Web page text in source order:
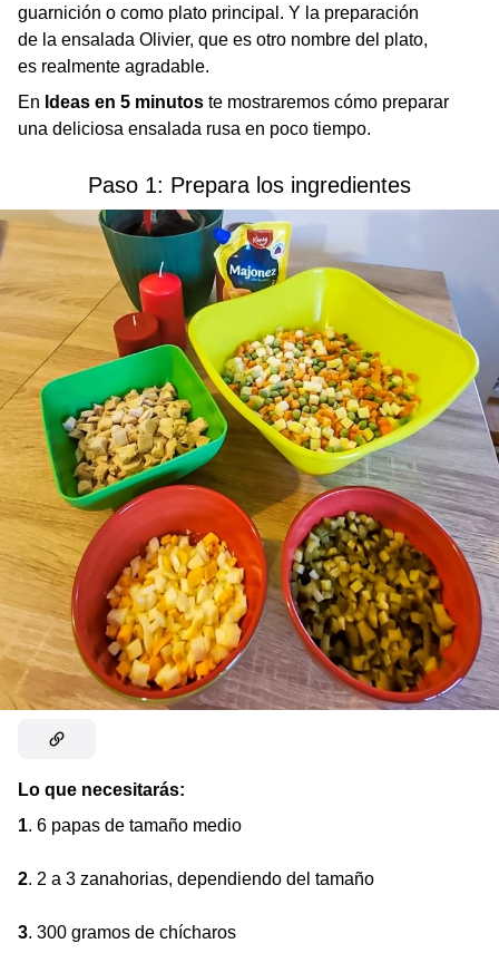
guarnición o como plato principal. Y la preparación
de la ensalada Olivier, que es otro nombre del plato,
es realmente agradable.
En Ideas en 5 minutos te mostraremos cómo preparar
una deliciosa ensalada rusa en poco tiempo.
Paso 1: Prepara los ingredientes
Lo que necesitarás:
1. 6 papas de tamaño medio
2. 2 a 3 zanahorias, dependiendo del tamaño
3. 300 gramos de chícharos